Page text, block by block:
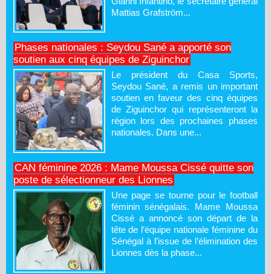
Mattias Grafström...
Phases nationales : Seydou Sané a apporté son
soutien aux cinq équipes de Ziguinchor
Le président du Casa Sports,
Seydou Sané, a remis un important
soutien en faveur des cinq équipes
de Ziguinchor qui représenteront la
région lors des prochaines phases
nationales. Dans une...
CAN féminine 2026 : Mame Moussa Cissé quitte son
poste de sélectionneur des Lionnes
Une page se tourne pour le football
féminin sénégalais. Mame Moussa
Cissé a annoncé son départ de la
tête de l’équipe nationale féminine du
Sénégal à l’issue de l’élimination des
Lionnes dès la phase...